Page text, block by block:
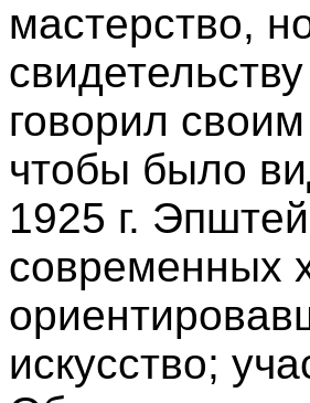
мастерство,
говорил
чтобы было
1925 г.
современных
искусство;